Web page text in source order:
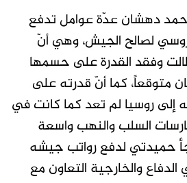
دهشان عدّة عوامل تدفع
لصالح الجيش، وهي أنّ
وفقد القدرة على حسمها
متوقعاً، كما أنّ قدرته على
إلى روسيا لم تعد كما كانت في
السلب والنهب واسعة
حميدتي لدفع رواتب جيشه
الدفاع والخارجية التعاون مع